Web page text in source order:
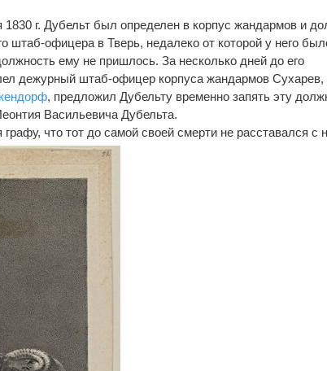
г. Дубельт был определен в корпус жандармов и
штаб-офицера в Тверь, недалеко от которой у него
ему не пришлось. За несколько дней до его
дежурный штаб-офицер корпуса жандармов Сухарев,
, предложил Дубельту временно запять эту
Васильевича Дубельта.
что тот до самой своей смерти не расставался с